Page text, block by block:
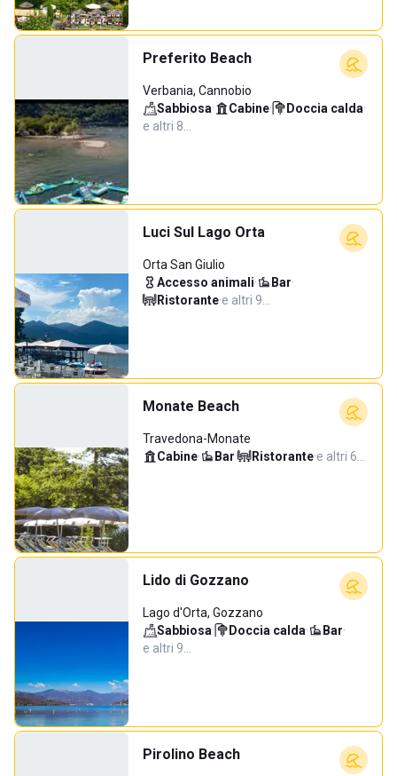
Preferito Beach
Verbania, Cannobio
Sabbiosa· Cabine· Doccia calda·
e altri 8…
Luci Sul Lago Orta
Orta San Giulio
Accesso animali· Bar·
Ristorante·e altri 9…
Monate Beach
Travedona-Monate
Cabine· Bar· Ristorante·e altri 6…
Lido di Gozzano
Lago d'Orta, Gozzano
Sabbiosa· Doccia calda· Bar·
e altri 9…
Pirolino Beach